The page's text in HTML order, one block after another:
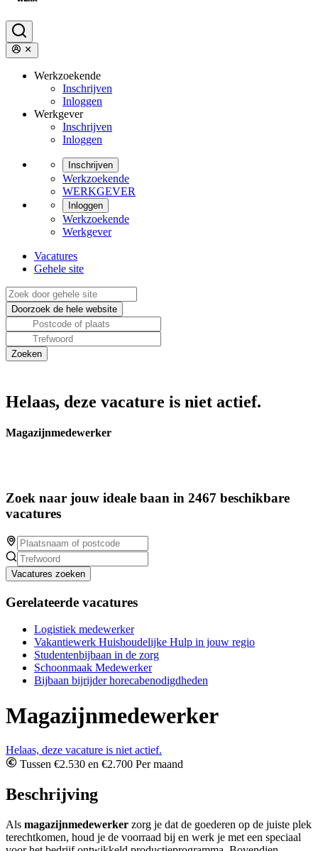
Werkzoekende
Inschrijven
Inloggen
Werkgever
Inschrijven
Inloggen
Inschrijven
Werkzoekende
WERKGEVER
Inloggen
Werkzoekende
Werkgever
Vacatures
Gehele site
Helaas, deze vacature is niet actief.
Magazijnmedewerker
Zoek naar jouw ideale baan in 2467 beschikbare
vacatures
Vacatures zoeken
Gerelateerde vacatures
Logistiek medewerker
Vakantiewerk Huishoudelijke Hulp in jouw regio
Studentenbijbaan in de zorg
Schoonmaak Medewerker
Bijbaan bijrijder horecabenodigdheden
Magazijnmedewerker
Helaas, deze vacature is niet actief.
Tussen €2.530 en €2.700 Per maand
Beschrijving
Als magazijnmedewerker zorg je dat de goederen op de juiste plek
terechtkomen, houd je de voorraad bij en werk je met een speciaal